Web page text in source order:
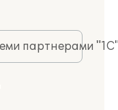
партнерами